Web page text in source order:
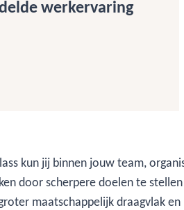
werkervaring
kun jij binnen jouw team,
door scherpere doelen te
maatschappelijk draagvlak